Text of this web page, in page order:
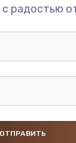
радостью